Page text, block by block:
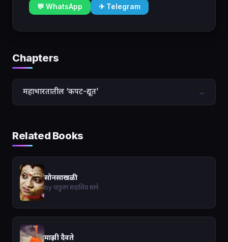
💬 WhatsApp ✈ Telegram
Chapters
महाभारतातील ‘कपट-द्यूत’ →
Related Books
सोनसाखळी
by पांडुरंग सदाशिव साने
माझी दैवते